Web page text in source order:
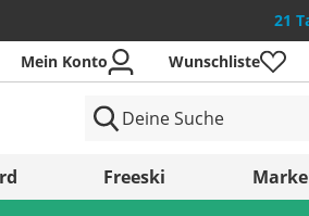
21
Mein Konto Wunschliste
Freeski